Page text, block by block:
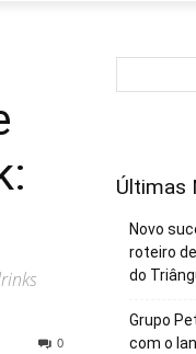
0
Últimas
Novo
roteiro
do
Grupo
com o